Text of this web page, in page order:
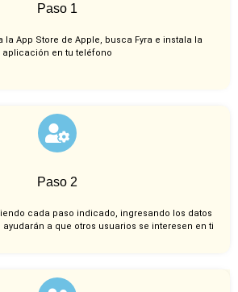
Paso 1
la App Store de Apple, busca Fyra e instala la
aplicación en tu teléfono
Paso 2
cada paso indicado, ingresando los datos
a que otros usuarios se interesen en ti